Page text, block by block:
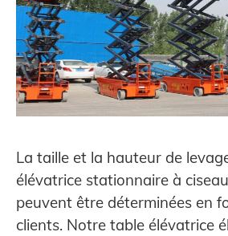
La taille et la hauteur de
élévatrice stationnaire à
peuvent être déterminées en
clients. Notre table élévatrice